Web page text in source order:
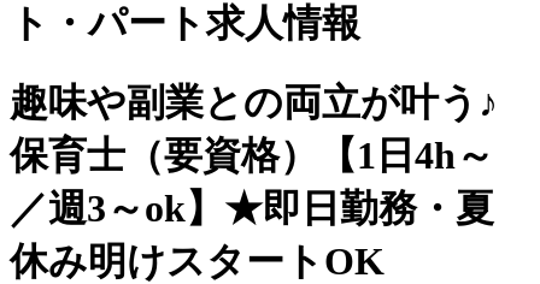
ト・パート求人情報
趣味や副業との両立が叶う♪
保育士（要資格）【1日4h～
／週3～ok】★即日勤務・夏
休み明けスタートOK